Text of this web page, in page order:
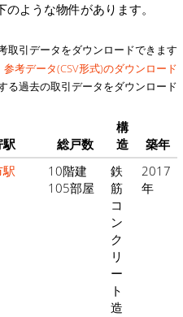
ような物件があります。
取引データをダウンロードできます
参考データ(CSV形式)のダウンロード
る過去の取引データをダウンロード
駅 総戸数
構
造
築年
10階建
105部屋
鉄
筋
コ
ン
ク
リ
ー
ト
造
2017
年